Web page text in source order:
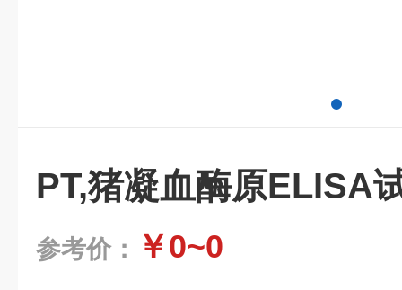
PT,猪凝血酶原ELISA
参考价： ￥0~0